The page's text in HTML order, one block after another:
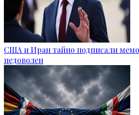
США и Иран тайно подписали
недоволен